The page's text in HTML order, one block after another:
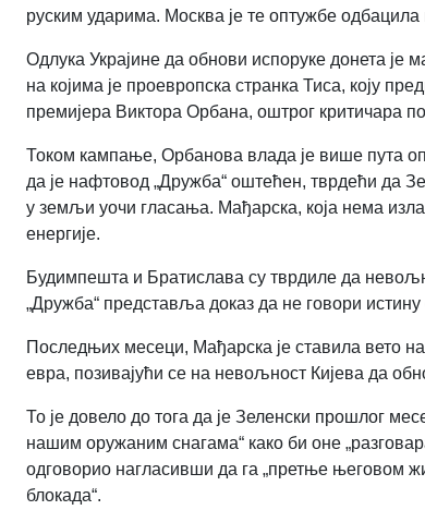
руским ударима. Москва је те оптужбе одбацила
Одлука Украјине да обнови испоруке донета
на којима је проевропска странка Тиса, коју
премијера Виктора Орбана, оштрог критичара
Током кампање, Орбанова влада је више пута
да је нафтовод „Дружба“ оштећен, тврдећи да
у земљи уочи гласања. Мађарска, која нема
енергије.
Будимпешта и Братислава су тврдиле да
„Дружба“ представља доказ да не говори
Последњих месеци, Мађарска је ставила вето
евра, позивајући се на невољност Кијева да
То је довело до тога да је Зеленски прошлог
нашим оружаним снагама“ како би оне
одговорио нагласивши да га „претње његовом
блокада“.